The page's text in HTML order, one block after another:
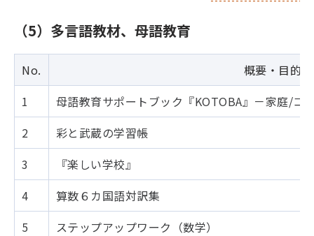
（5）多言語教材、母語教育
No.
概要・目的
1
母語教育サポートブック『KOTOBA』－家庭/コ
2
彩と武蔵の学習帳
3
『楽しい学校』
4
算数６カ国語対訳集
5
ステップアップワーク（数学）